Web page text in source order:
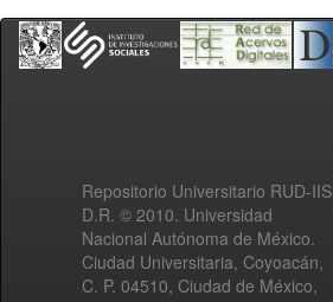
Repositorio Universitario RUD-IIS
D.R. © 2010. Universidad
Nacional Autónoma de México.
Ciudad Universitaria, Coyoacán,
C. P. 04510, Ciudad de México,